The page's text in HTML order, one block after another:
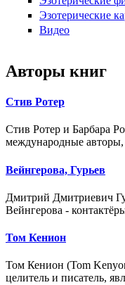
Эзотерические
Видео
Авторы книг
Стив Ротер
Стив Ротер и Барбара
международные
Вейнгерова, Гурьев
Дмитрий Дмитриевич
Вейнгерова -
Том Кенион
Том Кенион (Tom
целитель и писатель,